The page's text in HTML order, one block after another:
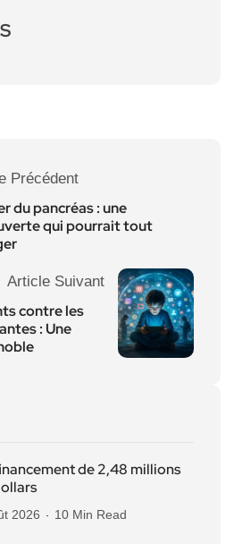
Précédent
du pancréas : une
qui pourrait tout
Article Suivant
contre les
: Une
de 2,48 millions
2026 10 Min Read